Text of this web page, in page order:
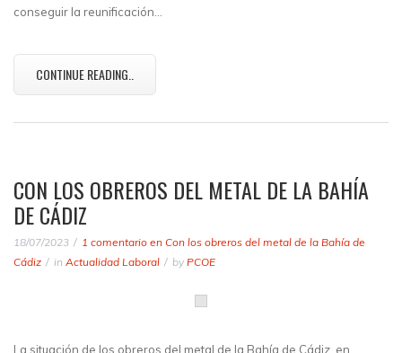
conseguir la reunificación…
CONTINUE READING..
CON LOS OBREROS DEL METAL DE LA BAHÍA
DE CÁDIZ
18/07/2023 1 comentario en Con los obreros del metal de la Bahía de
Cádiz
in Actualidad Laboral by PCOE
La situación de los obreros del metal de la Bahía de Cádiz, en